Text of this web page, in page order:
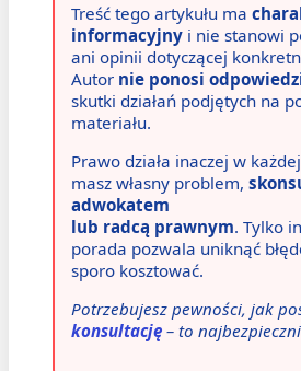
Treść tego artykułu ma
informacyjny i nie stanowi
ani opinii dotyczącej
Autor nie ponosi
skutki działań podjętych na
materiału.
Prawo działa inaczej w
masz własny problem,
adwokatem
lub radcą prawnym. Tylko
porada pozwala uniknąć
sporo kosztować.
Potrzebujesz pewności, jak
konsultację – to